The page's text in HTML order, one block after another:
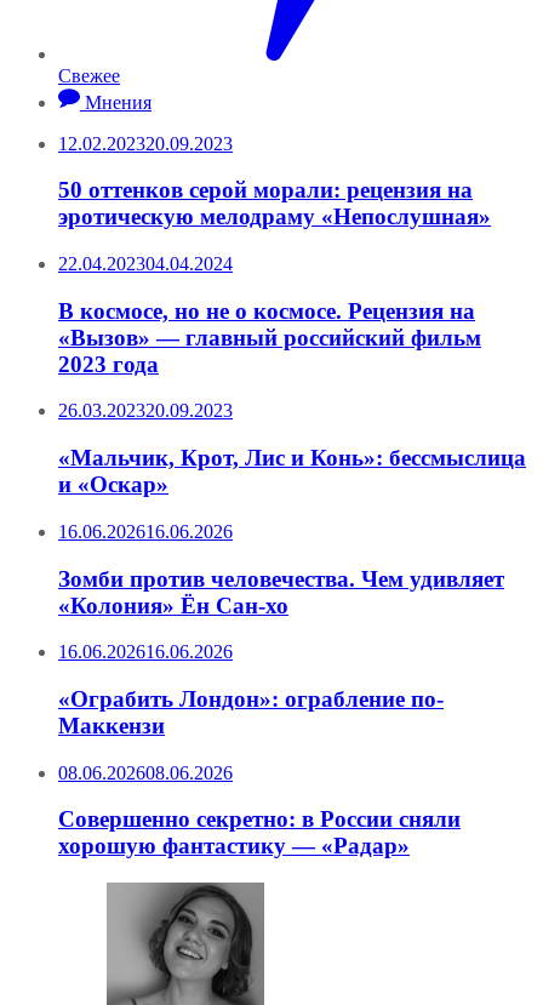
Свежее
Мнения
12.02.202320.09.2023
50 оттенков серой морали: рецензия на
эротическую мелодраму «Непослушная»
22.04.202304.04.2024
В космосе, но не о космосе. Рецензия на
«Вызов» — главный российский фильм
2023 года
26.03.202320.09.2023
«Мальчик, Крот, Лис и Конь»: бессмыслица
и «Оскар»
16.06.202616.06.2026
Зомби против человечества. Чем удивляет
«Колония» Ён Сан-хо
16.06.202616.06.2026
«Ограбить Лондон»: ограбление по-
Маккензи
08.06.202608.06.2026
Совершенно секретно: в России сняли
хорошую фантастику — «Радар»